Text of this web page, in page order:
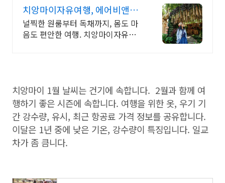
치앙마이자유여행, 에어비앤비
치앙마이 올드타운 숙소
널찍한 원룸부터 독채까지, 몸도 마
음도 편안한 여행. 치앙마이자유여
치앙마이 1월 날씨는 건기에 속합니다. 2월과 함께 여
행하기 좋은 시즌에 속합니다. 여행을 위한 옷, 우기 기
간 강수량, 유시, 최근 항공료 가격 정보를 공유합니다.
이달은 1년 중에 낮은 기온, 강수량이 특징입니다. 일교
차가 좀 큼니다.